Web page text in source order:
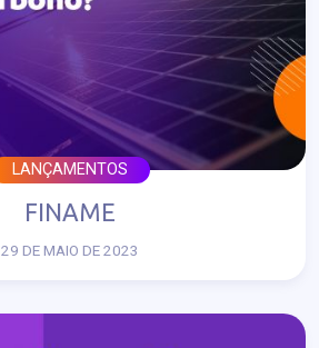
LANÇAMENTOS
FINAME
29 DE MAIO DE 2023